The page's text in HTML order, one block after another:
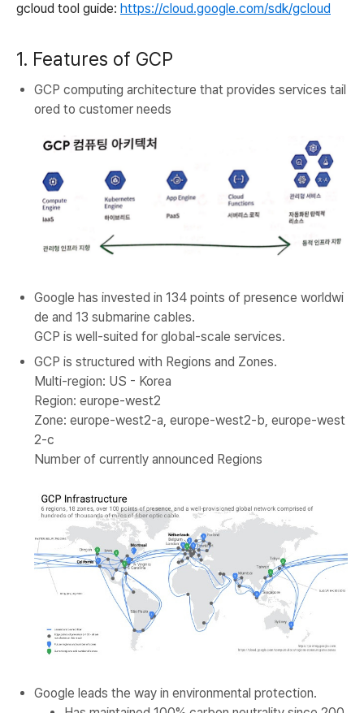
gcloud tool guide: https://cloud.google.com/sdk/gcloud
1. Features of GCP
GCP computing architecture that provides services tail
ored to customer needs
Google has invested in 134 points of presence worldwi
de and 13 submarine cables.
GCP is well-suited for global-scale services.
GCP is structured with Regions and Zones.
Multi-region: US - Korea
Region: europe-west2
Zone: europe-west2-a, europe-west2-b, europe-west
2-c
Number of currently announced Regions
Google leads the way in environmental protection.